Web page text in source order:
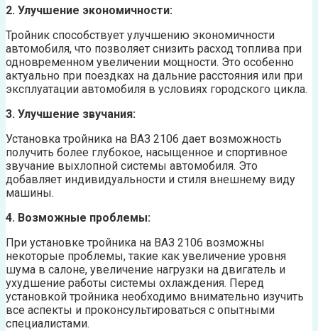
2. Улучшение экономичности:
Тройник способствует улучшению экономичности
автомобиля, что позволяет снизить расход топлива при
одновременном увеличении мощности. Это особенно
актуально при поездках на дальние расстояния или при
эксплуатации автомобиля в условиях городского цикла.
3. Улучшение звучания:
Установка тройника на ВАЗ 2106 дает возможность
получить более глубокое, насыщенное и спортивное
звучание выхлопной системы автомобиля. Это
добавляет индивидуальности и стиля внешнему виду
машины.
4. Возможные проблемы:
При установке тройника на ВАЗ 2106 возможны
некоторые проблемы, такие как увеличение уровня
шума в салоне, увеличение нагрузки на двигатель и
ухудшение работы системы охлаждения. Перед
установкой тройника необходимо внимательно изучить
все аспекты и проконсультироваться с опытными
специалистами.